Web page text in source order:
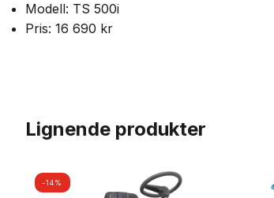
Modell: TS 500i
Pris: 16 690 kr
Lignende produkter
-14%